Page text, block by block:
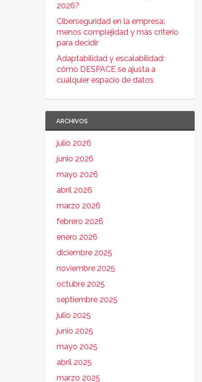
2026?
Ciberseguridad en la empresa:
menos complejidad y más criterio
para decidir
Adaptabilidad y escalabilidad:
cómo DESPACE se ajusta a
cualquier espacio de datos
ARCHIVOS
julio 2026
junio 2026
mayo 2026
abril 2026
marzo 2026
febrero 2026
enero 2026
diciembre 2025
noviembre 2025
octubre 2025
septiembre 2025
julio 2025
junio 2025
mayo 2025
abril 2025
marzo 2025